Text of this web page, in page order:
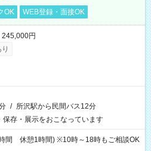
OK WEB登録・面接OK
円
/ 所沢駅から民間バス12分
保存・展示をおこなっています
間 休憩1時間) ※10時～18時もご相談OK